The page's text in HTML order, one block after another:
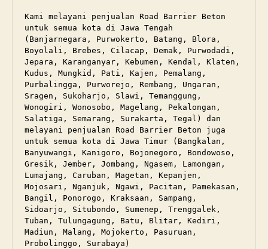
Kami melayani penjualan Road Barrier Beton
untuk semua kota di Jawa Tengah
(Banjarnegara, Purwokerto, Batang, Blora,
Boyolali, Brebes, Cilacap, Demak, Purwodadi,
Jepara, Karanganyar, Kebumen, Kendal, Klaten,
Kudus, Mungkid, Pati, Kajen, Pemalang,
Purbalingga, Purworejo, Rembang, Ungaran,
Sragen, Sukoharjo, Slawi, Temanggung,
Wonogiri, Wonosobo, Magelang, Pekalongan,
Salatiga, Semarang, Surakarta, Tegal) dan
melayani penjualan Road Barrier Beton juga
untuk semua kota di Jawa Timur (Bangkalan,
Banyuwangi, Kanigoro, Bojonegoro, Bondowoso,
Gresik, Jember, Jombang, Ngasem, Lamongan,
Lumajang, Caruban, Magetan, Kepanjen,
Mojosari, Nganjuk, Ngawi, Pacitan, Pamekasan,
Bangil, Ponorogo, Kraksaan, Sampang,
Sidoarjo, Situbondo, Sumenep, Trenggalek,
Tuban, Tulungagung, Batu, Blitar, Kediri,
Madiun, Malang, Mojokerto, Pasuruan,
Probolinggo, Surabaya)